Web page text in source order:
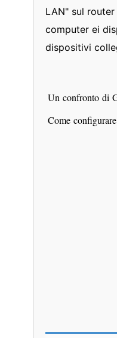
LAN" sul
computer ei
dispositivi
Un confronto di
Come